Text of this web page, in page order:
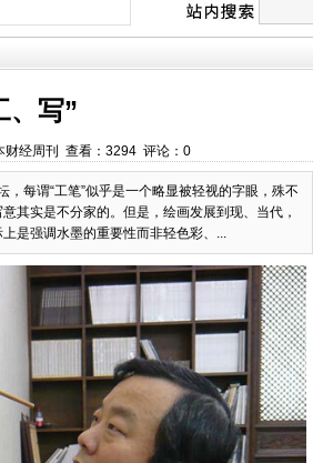
、写”
经周刊 查看： 3294 评论： 0
，每谓“工笔”似乎是一个略显被轻视的字眼，殊不
其实是不分家的。但是，绘画发展到现、当代，
是强调水墨的重要性而非轻色彩、...